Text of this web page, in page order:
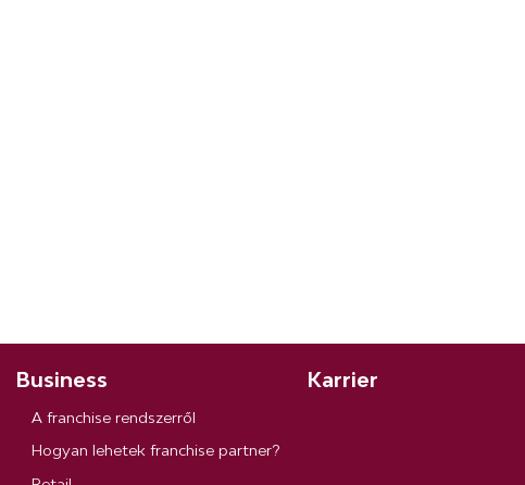
Business
A franchise rendszerről
Hogyan lehetek franchise partner?
Karrier